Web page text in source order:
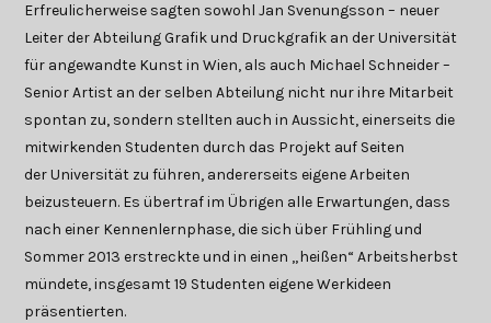
Erfreulicherweise sagten sowohl Jan Svenungsson – neuer
Leiter der Abteilung Grafik und Druckgrafik an der Universität
für angewandte Kunst in Wien, als auch Michael Schneider –
Senior Artist an der selben Abteilung nicht nur ihre Mitarbeit
spontan zu, sondern stellten auch in Aussicht, einerseits die
mitwirkenden Studenten durch das Projekt auf Seiten
der Universität zu führen, andererseits eigene Arbeiten
beizusteuern. Es übertraf im Übrigen alle Erwartungen, dass
nach einer Kennenlernphase, die sich über Frühling und
Sommer 2013 erstreckte und in einen „heißen“ Arbeitsherbst
mündete, insgesamt 19 Studenten eigene Werkideen
präsentierten.